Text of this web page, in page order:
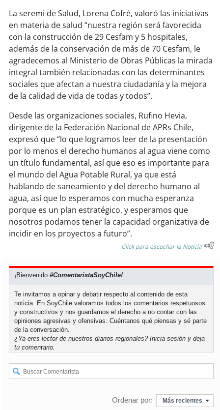
La seremi de Salud, Lorena Cofré, valoró las iniciativas
en materia de salud “nuestra región será favorecida
con la construcción de 29 Cesfam y 5 hospitales,
además de la conservación de más de 70 Cesfam, le
agradecemos al Ministerio de Obras Públicas la mirada
integral también relacionadas con las determinantes
sociales que afectan a nuestra ciudadanía y la mejora
de la calidad de vida de todas y todos”.
Desde las organizaciones sociales, Rufino Hevia,
dirigente de la Federación Nacional de APRs Chile,
expresó que “lo que logramos leer de la presentación
por lo menos el derecho humanos al agua viene como
un título fundamental, así que eso es importante para
el mundo del Agua Potable Rural, ya que está
hablando de saneamiento y del derecho humano al
agua, así que lo esperamos con mucha esperanza
porque es un plan estratégico, y esperamos que
nosotros podamos tener la capacidad organizativa de
incidir en los proyectos a futuro”.
Click para escuchar la Noticia
¡Bienvenido#ComentaristaSoyChile!
Te invitamos a opinar y debatir respecto al contenido de esta
noticia. En SoyChile valoramos todos los comentarios respetuosos
y constructivos y nos guardamos el derecho a no contar con las
opiniones agresivas y ofensivas. Cuéntanos qué piensas y sé parte
de la conversación.
¿Ya eres lector de nuestros diarios regionales?Inicia sesión y deja
tu comentario.
Ordenar por: Más recientes